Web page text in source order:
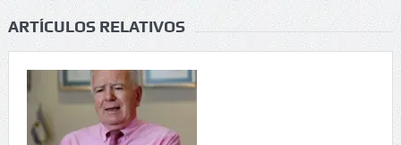
ARTÍCULOS RELATIVOS